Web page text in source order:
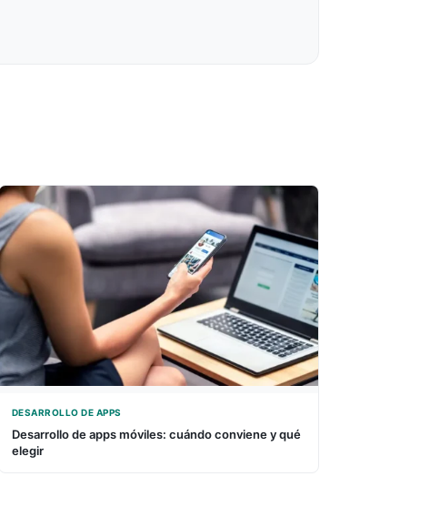
DESARROLLO DE APPS
Desarrollo de apps móviles: cuándo conviene y qué
elegir